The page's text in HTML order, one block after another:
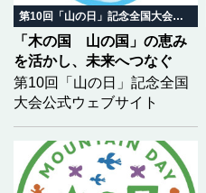
第10回「山の日」記念全国大会 岐阜in飛騨高山
「木の国 山の国」の恵み
を活かし、未来へつなぐ
第10回「山の日」記念全国
大会公式ウェブサイト